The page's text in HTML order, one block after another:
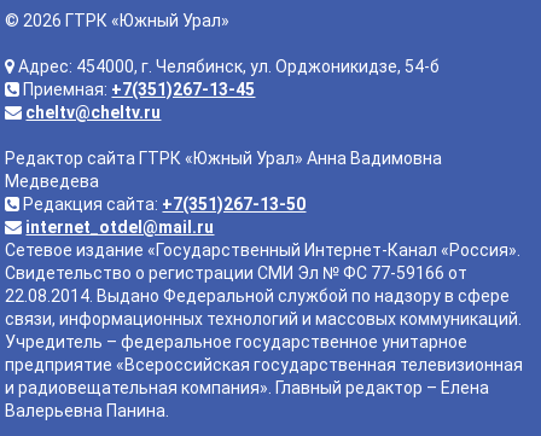
© 2026 ГТРК «Южный Урал»
Адрес: 454000, г. Челябинск, ул. Орджоникидзе, 54-б
Приемная: +7(351)267-13-45
cheltv@cheltv.ru
Редактор сайта ГТРК «Южный Урал» Анна Вадимовна
Медведева
Редакция сайта: +7(351)267-13-50
internet_otdel@mail.ru
Сетевое издание «Государственный Интернет-Канал «Россия».
Свидетельство о регистрации СМИ Эл № ФС 77-59166 от
22.08.2014. Выдано Федеральной службой по надзору в сфере
связи, информационных технологий и массовых коммуникаций.
Учредитель – федеральное государственное унитарное
предприятие «Всероссийская государственная телевизионная
и радиовещательная компания». Главный редактор – Елена
Валерьевна Панина.